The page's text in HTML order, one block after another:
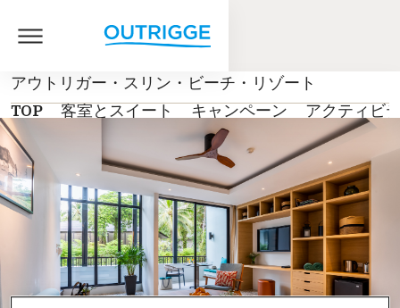
アウトリガー・スリン・ビーチ・リゾート
TOP
客室とスイート キャンペーン アクティビ